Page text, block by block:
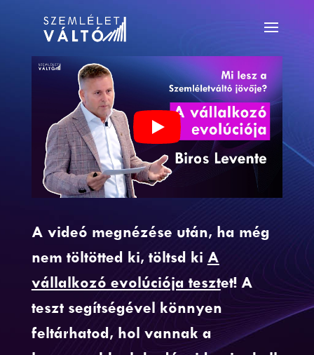
A videó megnézése után, ha még
nem töltötted ki, töltsd ki A
vállalkozó evolúciója tesztet! A
teszt segítségével könnyen
feltárhatod, hol vannak a